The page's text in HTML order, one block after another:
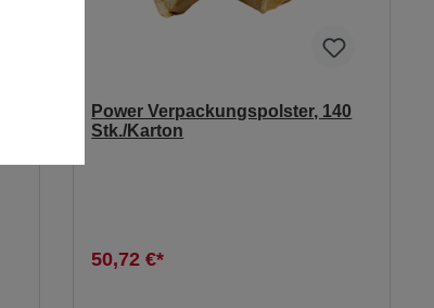
Power Verpackungspolster, 140
Stk./Karton
50,72 €*